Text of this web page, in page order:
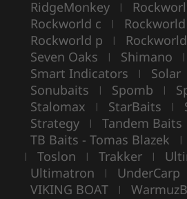
RidgeMonkey |
Rockworld c | Rockworld
Rockworld p |
Seven Oaks | Shimano |
Smart Indicators | Solar
Sonubaits | Spomb |
Stalomax | StarBaits |
Strategy | Tandem Baits
TB Baits - Tomas Blazek |
| Toslon | Trakker |
Ultimatron | UnderCarp
VIKING BOAT |